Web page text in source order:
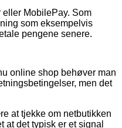
MobilePay. Som
som eksempelvis
pengene senere.
online shop behøver man
men det
at tjekke om netbutikken
at det typisk er et signal